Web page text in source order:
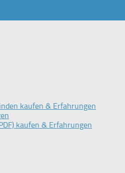
kaufen & Erfahrungen
kaufen & Erfahrungen